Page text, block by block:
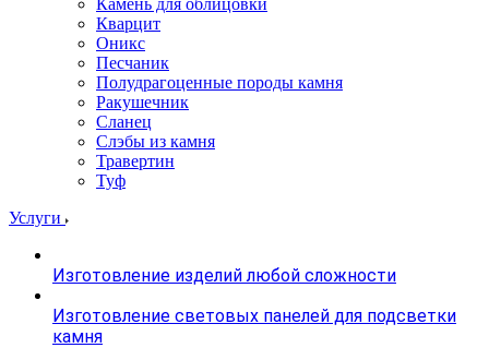
Камень для облицовки
Кварцит
Оникс
Песчаник
Полудрагоценные породы камня
Ракушечник
Сланец
Слэбы из камня
Травертин
Туф
Услуги
Изготовление изделий любой сложности
Изготовление световых панелей для подсветки
камня